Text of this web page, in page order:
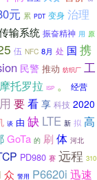
元 累 PDT 变身 治理
输系统 振奋精神 用 原
伍 NFC 8月 处 国 携
民警 推动 纺织厂 工
摩托罗拉 ISP 。 经营
要看 享 科技 2020
谈 由 缺 LTE 新 拟 高
GoTa 的 刷 体 河北
PD980 赛 远程 310
众 警用 P6620i 迅速